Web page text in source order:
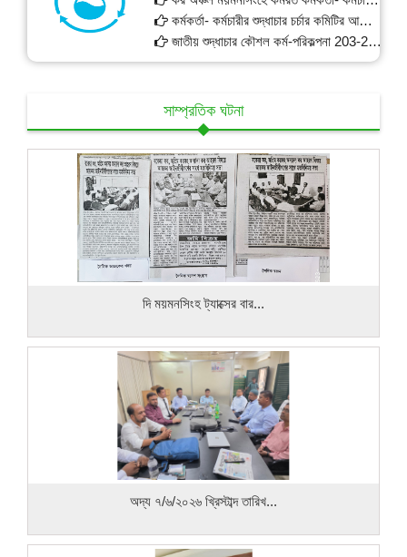
কর্মকর্তা- কর্মচারীর শুদ্ধাচার চর্চার কমিটির আলোচনা সভার কার্যবিবরনী।
জাতীয় শুদ্ধাচার কৌশল কর্ম-পরিকল্পনা 203-2024
সাম্প্রতিক ঘটনা
দি ময়মনসিংহ ট্যাক্সের বার...
অদ্য ৭/৬/২০২৬ খ্রিস্টাব্দ তারিখ...